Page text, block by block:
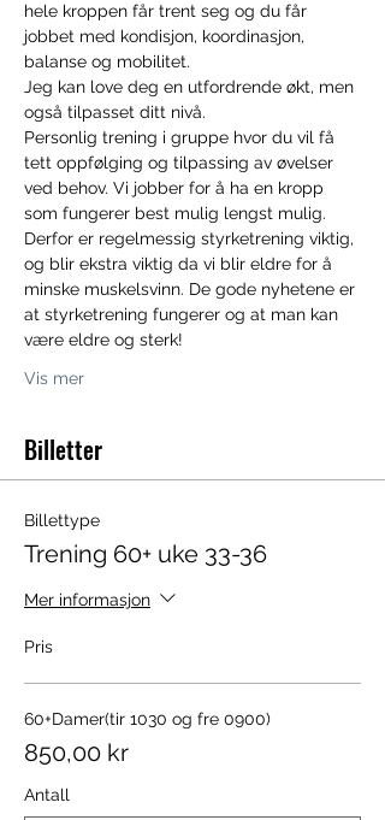
hele kroppen får trent seg og du får
jobbet med kondisjon, koordinasjon,
balanse og mobilitet.
Jeg kan love deg en utfordrende økt, men
også tilpasset ditt nivå.
Personlig trening i gruppe hvor du vil få
tett oppfølging og tilpassing av øvelser
ved behov. Vi jobber for å ha en kropp
som fungerer best mulig lengst mulig.
Derfor er regelmessig styrketrening viktig,
og blir ekstra viktig da vi blir eldre for å
minske muskelsvinn. De gode nyhetene er
at styrketrening fungerer og at man kan
være eldre og sterk!
Vis mer
Billetter
Billettype
Trening 60+ uke 33-36
Mer informasjon
Pris
60+Damer(tir 1030 og fre 0900)
850,00 kr
Antall